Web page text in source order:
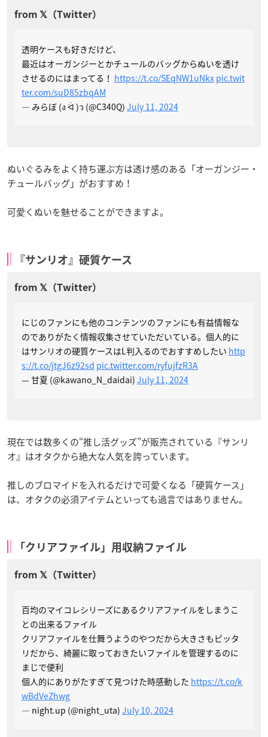
透明ケースも好きだけど、
最近はオーガンジーとかチュールのバッグからぬいを透け
させるのにはまってる！ https://t.co/SEqNW1uNkx pic.twit
ter.com/suD85zbqAM
— みらぼ (ง ᐛ )ว (@C340Q) July 11, 2024
ぬいぐるみをよく持ち運ぶ方は透け感のある「オーガンジー・
チュールバッグ」がおすすめ！
可愛くぬいを魅せることができますよ。
『サンリオ』硬質ケース
にじのファンにも他のコンテンツのファンにも有益情報な
のでありがたく情報収集させていただいている。個人的に
はサンリオの硬質ケースはL判入るのでおすすめしたい http
s://t.co/jtgJ6z92sd pic.twitter.com/ryfujfzR3A
— 甘夏 (@kawano_N_daidai) July 11, 2024
現在では数多くの“推し活グッズ”が販売されている『サンリ
オ』はオタクから絶大な人気を誇っています。
推しのブロマイドを入れるだけで可愛くなる「硬質ケース」
は、オタクの必須アイテムといっても過言ではありません。
「クリアファイル」用収納ファイル
百均のマイコレシリーズにあるクリアファイルをしまうこ
との出来るファイル
クリアファイルを仕舞うようのやつだから大きさもピッタ
リだから、綺麗に取っておきたいファイルを管理するのに
まじで便利
個人的にありがたすぎて見つけた時感動した https://t.co/k
wBdVeZhwg
— night.up (@night_uta) July 10, 2024